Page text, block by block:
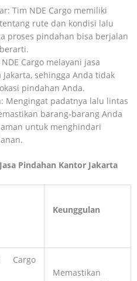
Tim NDE Cargo memiliki
rute dan kondisi lalu
proses pindahan bisa berjalan
Cargo melayani jasa
sehingga Anda tidak
pindahan Anda.
Mengingat padatnya lalu lintas
barang-barang Anda
untuk menghindari
Pindahan Kantor Jakarta
Keunggulan
Cargo
Memastikan